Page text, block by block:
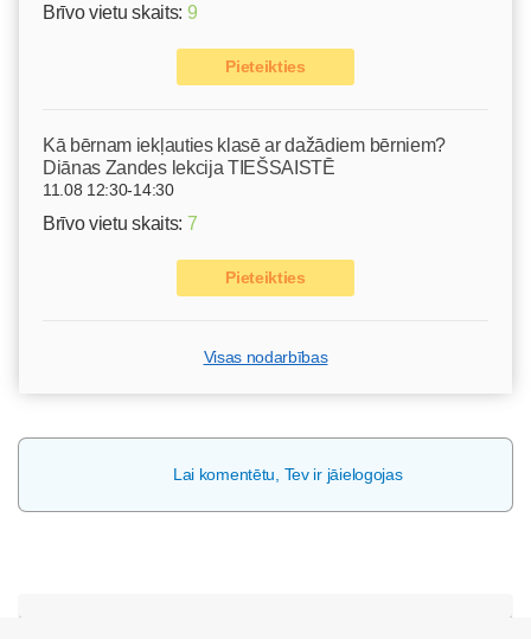
Brīvo vietu skaits: 9
Pieteikties
Kā bērnam iekļauties klasē ar dažādiem bērniem?
Diānas Zandes lekcija TIEŠSAISTĒ
11.08 12:30-14:30
Brīvo vietu skaits: 7
Pieteikties
Visas nodarbības
Lai komentētu, Tev ir jāielogojas